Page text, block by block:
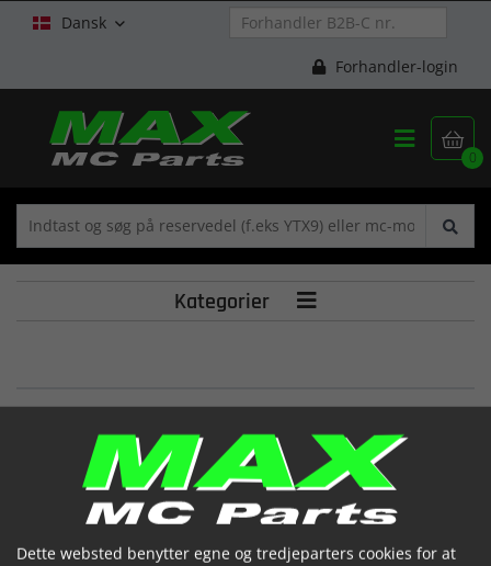
Dansk 
Forhandler-login

0

Kategorier 
Spannschiene f. Steuerkette
(12811C92800)

Dette websted benytter egne og tredjeparters cookies for at